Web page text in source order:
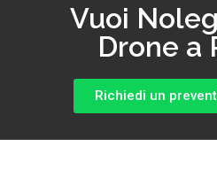
Vuoi
Drone a
Richiedi un